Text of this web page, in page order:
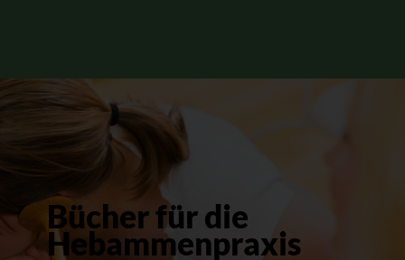
Bücher für die
Hebammenpraxis